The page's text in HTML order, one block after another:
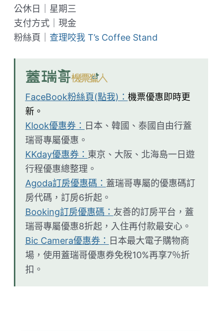
公休日｜星期三
支付方式｜現金
粉絲頁｜ 查理咬我 T’s Coffee Stand
FaceBook粉絲頁(點我)： 機票優惠即時更
新。
Klook優惠券： 日本、韓國、泰國自由行蓋
瑞哥專屬優惠。
KKday優惠券： 東京、大阪、北海島一日遊
行程優惠總整理。
Agoda訂房優惠碼： 蓋瑞哥專屬的優惠碼訂
房代碼，訂房6折起。
Booking訂房優惠碼： 友善的訂房平台，蓋
瑞哥專屬優惠8折起，入住再付款最安心。
Bic Camera優惠券： 日本最大電子購物商
場，使用蓋瑞哥優惠券免稅10%再享7％折
扣。